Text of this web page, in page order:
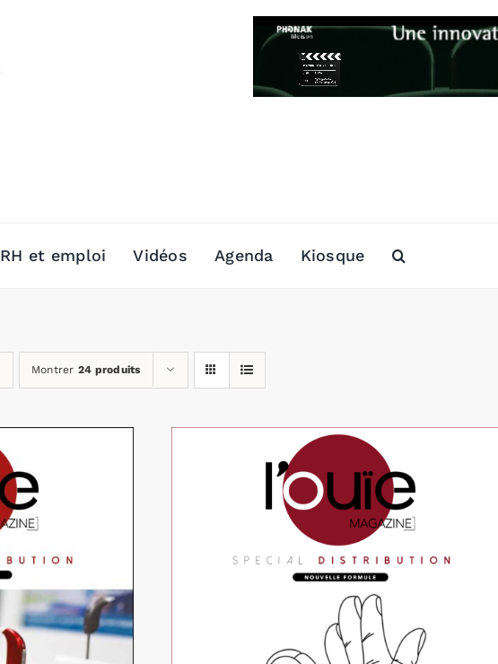
RH et emploi Vidéos Agenda Kiosque
Montrer 24 produits